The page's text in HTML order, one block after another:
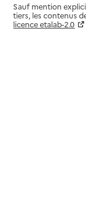
Sauf mention
tiers, les contenus
licence etalab-2.0